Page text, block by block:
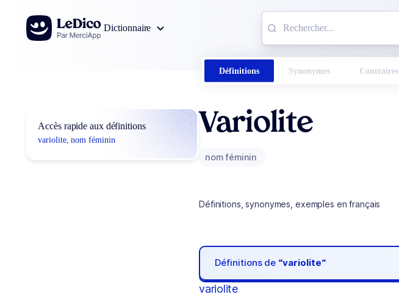
Aller au contenu
Dictionnaire
Définitions Synonymes Contraires
Accès rapide aux définitions
variolite, nom féminin
Variolite
nom féminin
Définitions, synonymes, exemples en français
Définitions de “variolite“
variolite